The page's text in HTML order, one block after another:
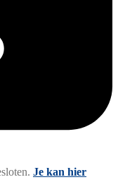
Je kan hier